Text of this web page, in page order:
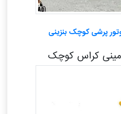
پرشی کوچک بنزینی
کراس کوچک